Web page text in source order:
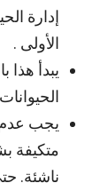
إدارة
الأولى .
يبدأ هذا
يجب عدم
متكيفة
ناشئة.